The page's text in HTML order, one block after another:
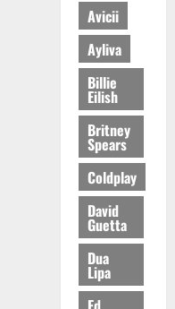
Avicii
Ayliva
Billie
Eilish
Britney
Spears
Coldplay
David
Guetta
Dua
Lipa